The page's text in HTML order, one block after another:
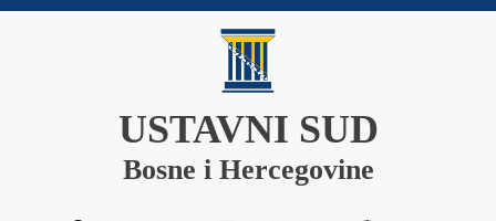
USTAVNI SUD
Bosne i Hercegovine